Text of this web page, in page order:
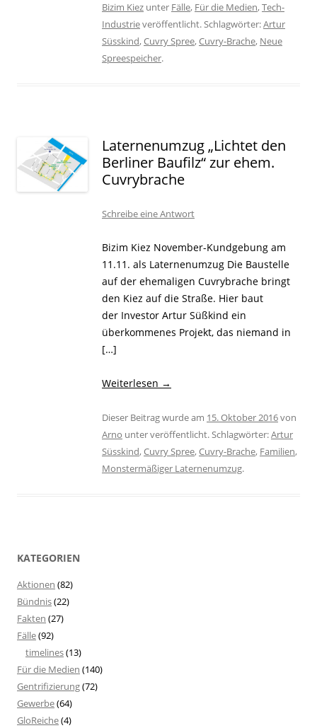
Bizim Kiez unter Fälle, Für die Medien,Tech-
Industrieveröffentlicht. Schlagwörter:Artur
Süsskind,Cuvry Spree,Cuvry-Brache, Neue
Spreespeicher.
Laternenumzug „Lichtet den
Berliner Baufilz“ zur ehem.
Cuvrybrache
Schreibe eine Antwort
Bizim Kiez November-Kundgebung am
11.11. als Laternenumzug Die Baustelle
auf der ehemaligen Cuvrybrache bringt
den Kiez auf die Straße. Hier baut
der Investor Artur Süßkind ein
überkommenes Projekt, das niemand in
[…]
Weiterlesen →
Dieser Beitrag wurde am 15. Oktober 2016von
Arno unter veröffentlicht. Schlagwörter:Artur
Süsskind,Cuvry Spree,Cuvry-Brache, Familien,
Monstermäßiger Laternenumzug.
KATEGORIEN
Aktionen (82)
Bündnis(22)
Fakten (27)
Fälle(92)
timelines(13)
Für die Medien (140)
Gentrifizierung(72)
Gewerbe(64)
GloReiche(4)